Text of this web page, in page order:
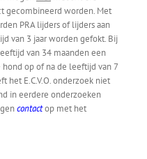
gecombineerd worden. Met
PRA lijders of lijders aan
van 3 jaar worden gefokt. Bij
van 34 maanden een
op of na de leeftijd van 7
het E.C.V.O. onderzoek niet
in eerdere onderzoeken
contactop met het